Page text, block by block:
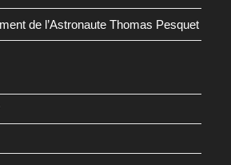
de l’Astronaute Thomas Pesquet